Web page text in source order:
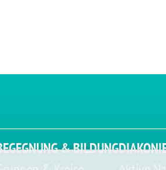
& BILDUNG